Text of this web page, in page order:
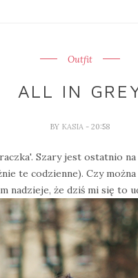
Outfit
ALL IN
BY KASIA - 20:58
Szary jest ostatnio
te codzienne). Czy
nadzieje, że dziś mi się to